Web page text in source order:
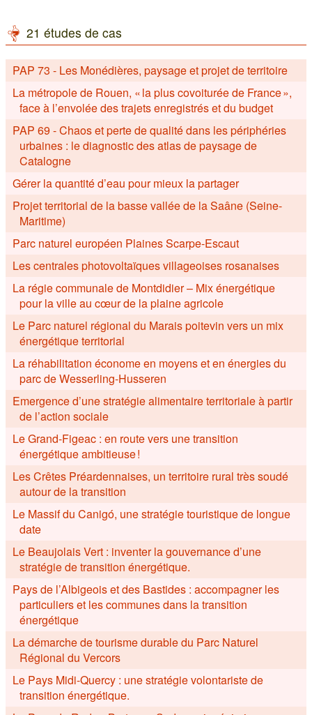
21 études de cas
PAP 73 - Les Monédières, paysage et projet de territoire
La métropole de Rouen, « la plus covoiturée de France »,
face à l’envolée des trajets enregistrés et du budget
PAP 69 - Chaos et perte de qualité dans les périphéries
urbaines : le diagnostic des atlas de paysage de
Catalogne
Gérer la quantité d’eau pour mieux la partager
Projet territorial de la basse vallée de la Saâne (Seine-
Maritime)
Parc naturel européen Plaines Scarpe-Escaut
Les centrales photovoltaïques villageoises rosanaises
La régie communale de Montdidier – Mix énergétique
pour la ville au cœur de la plaine agricole
Le Parc naturel régional du Marais poitevin vers un mix
énergétique territorial
La réhabilitation économe en moyens et en énergies du
parc de Wesserling-Husseren
Emergence d’une stratégie alimentaire territoriale à partir
de l’action sociale
Le Grand-Figeac : en route vers une transition
énergétique ambitieuse !
Les Crêtes Préardennaises, un territoire rural très soudé
autour de la transition
Le Massif du Canigó, une stratégie touristique de longue
date
Le Beaujolais Vert : inventer la gouvernance d’une
stratégie de transition énergétique.
Pays de l’Albigeois et des Bastides : accompagner les
particuliers et les communes dans la transition
énergétique
La démarche de tourisme durable du Parc Naturel
Régional du Vercors
Le Pays Midi-Quercy : une stratégie volontariste de
transition énergétique.